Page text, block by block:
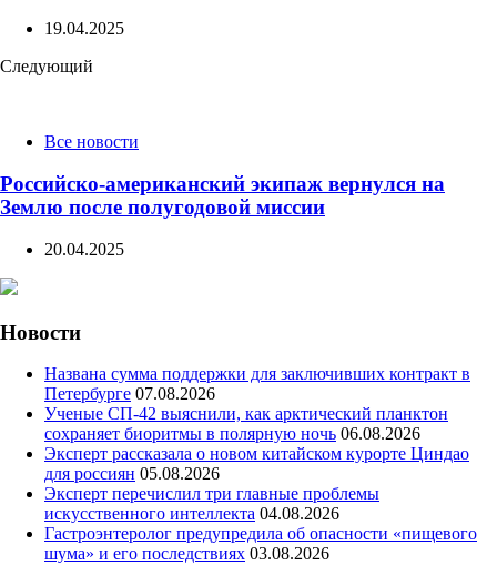
19.04.2025
Следующий
Все новости
Российско-американский экипаж вернулся на
Землю после полугодовой миссии
20.04.2025
Новости
Названа сумма поддержки для заключивших контракт в
Петербурге 07.08.2026
Ученые СП-42 выяснили, как арктический планктон
сохраняет биоритмы в полярную ночь 06.08.2026
Эксперт рассказала о новом китайском курорте Циндао
для россиян 05.08.2026
Эксперт перечислил три главные проблемы
искусственного интеллекта 04.08.2026
Гастроэнтеролог предупредила об опасности «пищевого
шума» и его последствиях 03.08.2026